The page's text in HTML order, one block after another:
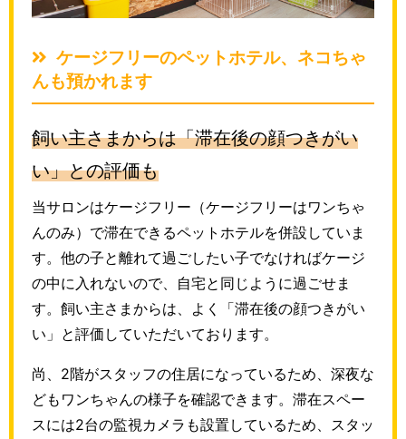
ケージフリーのペットホテル、ネコちゃ
んも預かれます
飼い主さまからは「滞在後の顔つきがい
い」との評価も
当サロンはケージフリー（ケージフリーはワンちゃ
んのみ）で滞在できるペットホテルを併設していま
す。他の子と離れて過ごしたい子でなければケージ
の中に入れないので、自宅と同じように過ごせま
す。飼い主さまからは、よく「滞在後の顔つきがい
い」と評価していただいております。
尚、2階がスタッフの住居になっているため、深夜な
どもワンちゃんの様子を確認できます。滞在スペー
スには2台の監視カメラも設置しているため、スタッ